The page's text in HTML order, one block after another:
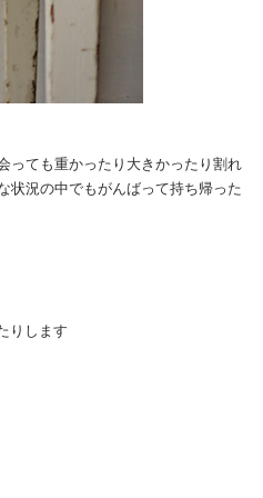
っても重かったり大きかったり割れ
状況の中でもがんばって持ち帰った
りします